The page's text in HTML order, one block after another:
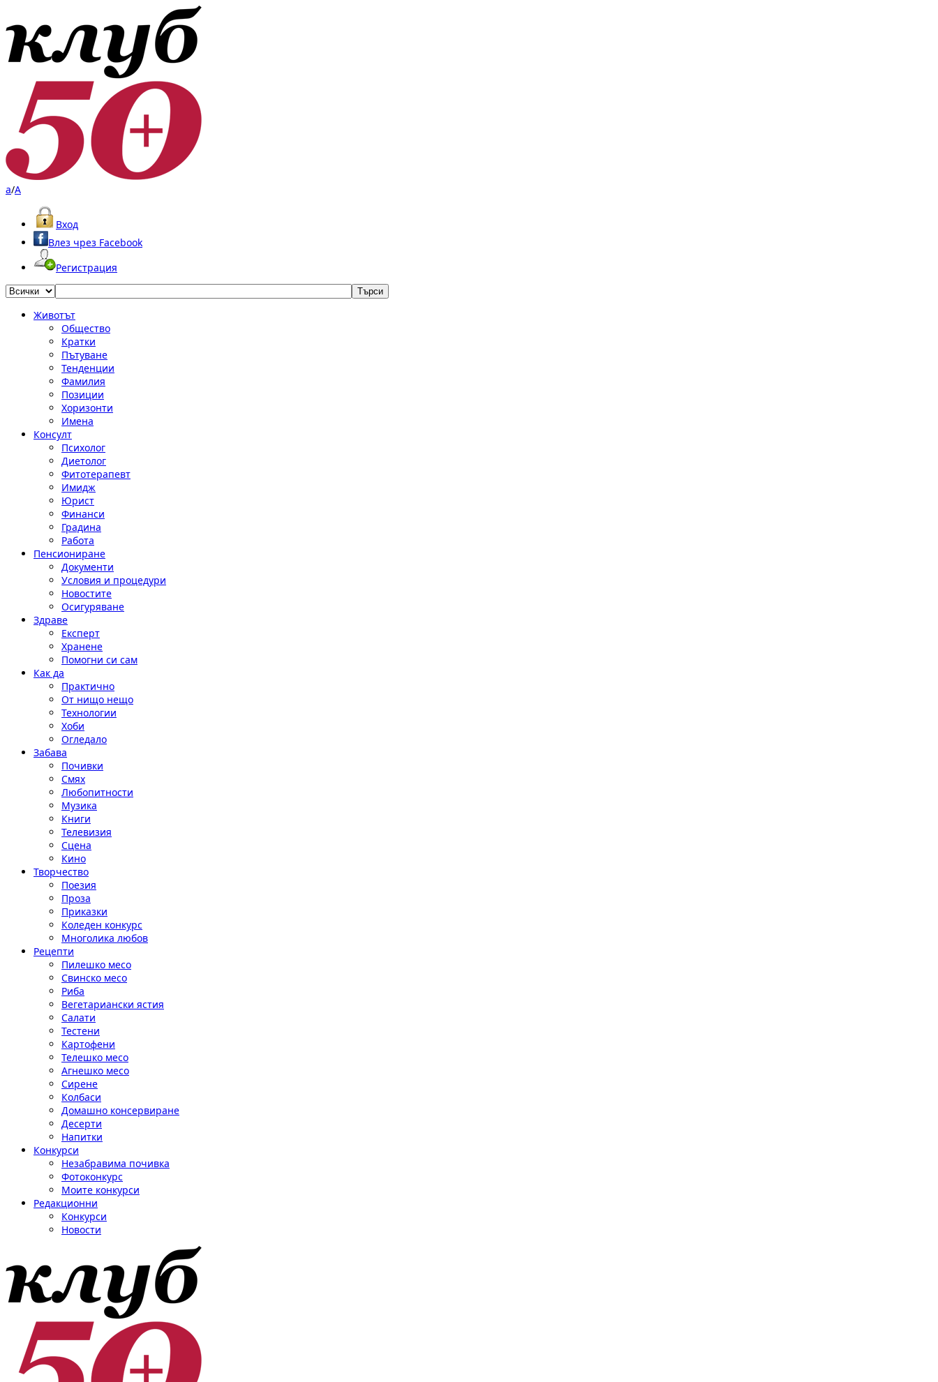
a/A
Вход
Влез чрез Facebook
Регистрация
Животът
Общество
Кратки
Пътуване
Тенденции
Фамилия
Позиции
Хоризонти
Имена
Консулт
Психолог
Диетолог
Фитотерапевт
Имидж
Юрист
Финанси
Градина
Работа
Пенсиониране
Документи
Условия и процедури
Новостите
Осигуряване
Здраве
Експерт
Хранене
Помогни си сам
Как да
Практично
От нищо нещо
Технологии
Хоби
Огледало
Забава
Почивки
Смях
Любопитности
Музика
Книги
Телевизия
Сцена
Кино
Творчество
Поезия
Проза
Приказки
Коледен конкурс
Многолика любов
Рецепти
Пилешко месо
Свинско месо
Риба
Вегетариански ястия
Салати
Тестени
Картофени
Телешко месо
Агнешко месо
Сирене
Колбаси
Домашно консервиране
Десерти
Напитки
Конкурси
Незабравима почивка
Фотоконкурс
Моите конкурси
Редакционни
Конкурси
Новости